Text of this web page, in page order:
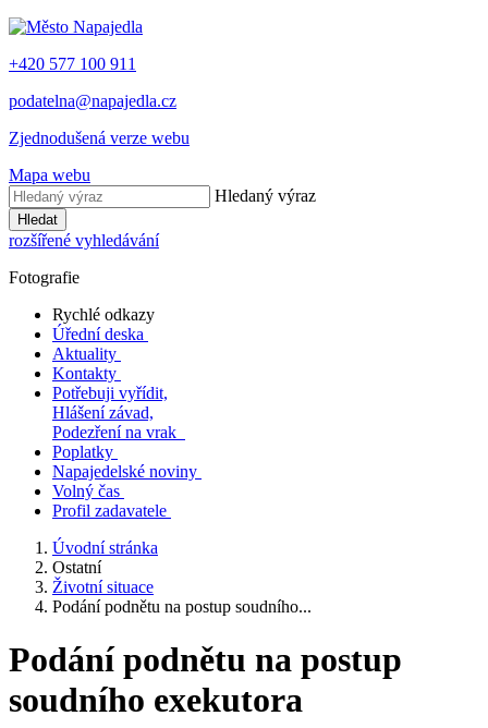
+420 577 100 911
podatelna@napajedla.cz
Zjednodušená verze webu
Mapa webu
Hledaný výraz
Hledat
rozšířené vyhledávání
Fotografie
Rychlé odkazy
Úřední deska
Aktuality
Kontakty
Potřebuji vyřídit,
Hlášení závad,
Podezření na vrak
Poplatky
Napajedelské noviny
Volný čas
Profil zadavatele
Úvodní stránka
Ostatní
Životní situace
Podání podnětu na postup soudního...
Podání podnětu na postup
soudního exekutora